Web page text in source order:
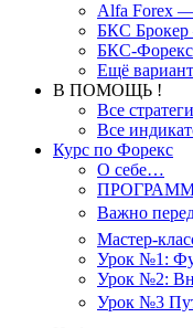
Alfa Forex
БКС
БКС-
Ещё
В ПОМОЩЬ !
Все
Все
Курс по Форекс
О себе…
Важно
Мастер-
Урок №1:
Урок №2:
Урок №3